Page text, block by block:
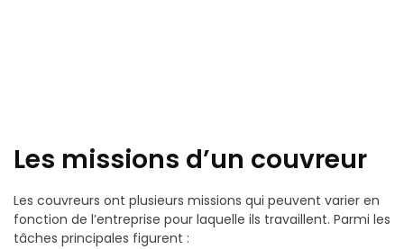
Les missions d’un couvreur
Les couvreurs ont plusieurs missions qui peuvent varier en
fonction de l’entreprise pour laquelle ils travaillent. Parmi les
tâches principales figurent :